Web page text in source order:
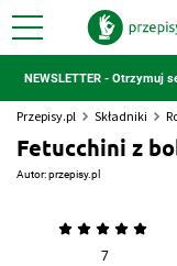
NEWSLETTER - Otrzymuj
Przepisy.pl Składniki
Fetucchini z
Autor:przepisy.pl
7